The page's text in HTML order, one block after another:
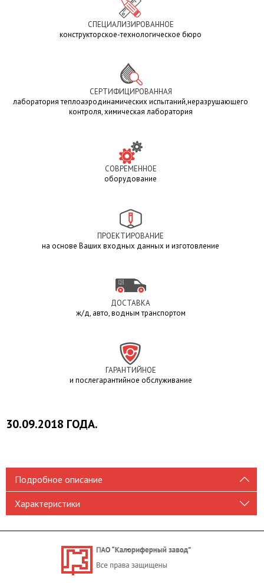
СПЕЦИАЛИЗИРОВАННОЕ
конструкторское-технологическое бюро
СЕРТИФИЦИРОВАННАЯ
лаборатория теплоаэродинамических испытаний,неразрушающего
контроля, химическая лаборатория
СОВРЕМЕННОЕ
оборудование
ПРОЕКТИРОВАНИЕ
на основе Ваших входных данных и изготовление
ДОСТАВКА
ж/д, авто, водным транспортом
ГАРАНТИЙНОЕ
и послегарантийное обслуживание
30.09.2018 ГОДА.
Подробное описание
Характеристики